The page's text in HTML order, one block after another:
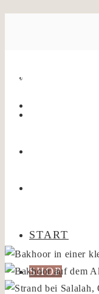
START
SHOP
Beiträge mit